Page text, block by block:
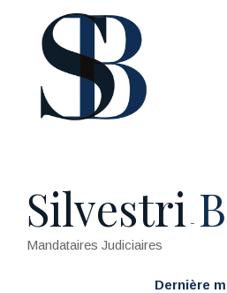
Silvestri -
Mandataires Judiciaires
Dernière